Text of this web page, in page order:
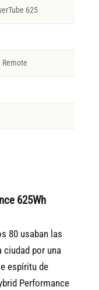
625
Remote
625Wh
80 usaban las
ciudad por una
espíritu de
Performance